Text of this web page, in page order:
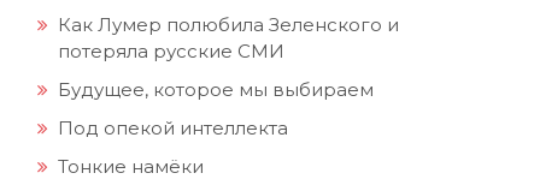
Как Лумер полюбила Зеленского и
потеряла русские СМИ
Будущее, которое мы выбираем
Под опекой интеллекта
Тонкие намёки